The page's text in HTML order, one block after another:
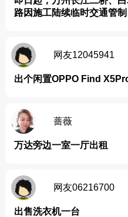
路因施工陆续临时交通管
网友12045941
出个闲置OPPO Find
蔷薇
万达旁边一室一厅出租
网友06216700
出售洗衣机一台